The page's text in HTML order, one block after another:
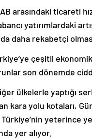
arasındaki ticareti
yatırımlardaki
daha rekabetçi
çeşitli
son dönemde
ülkelerle yaptığı
kara yolu kotaları,
yeterince
yer alıyor.